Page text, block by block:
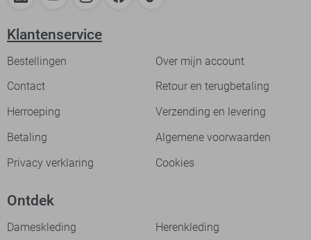
Klantenservice
Bestellingen
Over mijn account
Contact
Retour en terugbetaling
Herroeping
Verzending en levering
Betaling
Algemene voorwaarden
Privacy verklaring
Cookies
Ontdek
Dameskleding
Herenkleding